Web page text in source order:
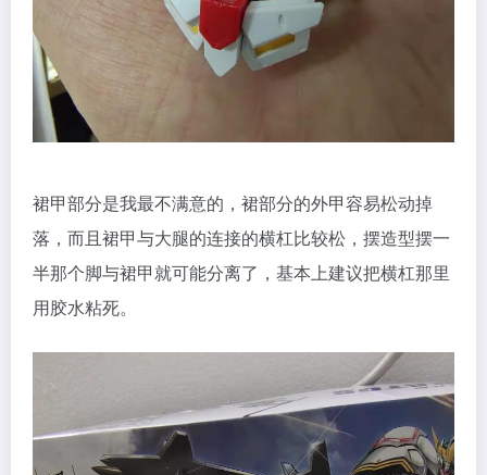
裙甲部分是我最不满意的，裙部分的外甲容易松动掉
落，而且裙甲与大腿的连接的横杠比较松，摆造型摆一
半那个脚与裙甲就可能分离了，基本上建议把横杠那里
用胶水粘死。